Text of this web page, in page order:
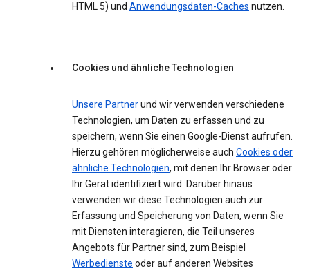
HTML 5) und Anwendungsdaten-Caches nutzen.
Cookies und ähnliche Technologien
Unsere Partnerund wir verwenden verschiedene
Technologien, um Daten zu erfassen und zu
speichern, wenn Sie einen Google-Dienst aufrufen.
Hierzu gehören möglicherweise auch Cookies oder
ähnliche Technologien, mit denen Ihr Browser oder
Ihr Gerät identifiziert wird. Darüber hinaus
verwenden wir diese Technologien auch zur
Erfassung und Speicherung von Daten, wenn Sie
mit Diensten interagieren, die Teil unseres
Angebots für Partner sind, zum Beispiel
Werbedienste oder auf anderen Websites